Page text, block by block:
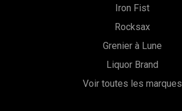
Iron Fist
Rocksax
Grenier à Lune
Liquor Brand
Voir toutes les marques